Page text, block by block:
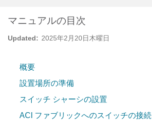
Updated: 2025年2月20日木曜日
マニュアルの目次
概要
設置場所の準備
スイッチ シャーシの設置
ACI ファブリックへのスイッチの接続